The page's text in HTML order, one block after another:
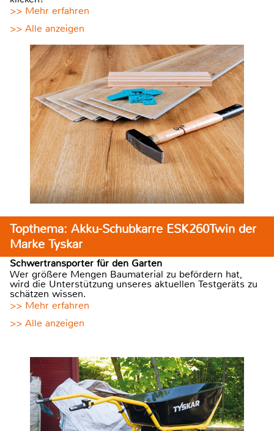
>> Mehr erfahren
>> Alle anzeigen
Topthema: Akku-Schubkarre ESK260Twin der
Marke Tyskar
Schwertransporter für den Garten
Wer größere Mengen Baumaterial zu befördern hat,
wird die Unterstützung unseres aktuellen Testgeräts zu
schätzen wissen.
>> Mehr erfahren
>> Alle anzeigen